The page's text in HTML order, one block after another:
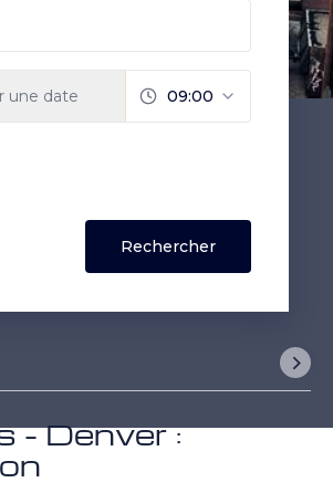
- Denver :